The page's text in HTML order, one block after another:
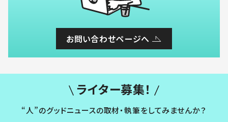
お問い合わせページへ
ライター募集！
“人”のグッドニュースの取材・執筆をしてみませんか？